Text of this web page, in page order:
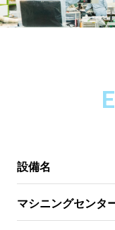
設備名
マシニングセンタ